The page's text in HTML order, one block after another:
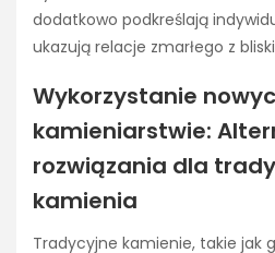
dodatkowo podkreślają
ukazują relacje zmarłego z
Wykorzystanie
kamieniarstwie:
rozwiązania dla
kamienia
Tradycyjne kamienie, takie jak